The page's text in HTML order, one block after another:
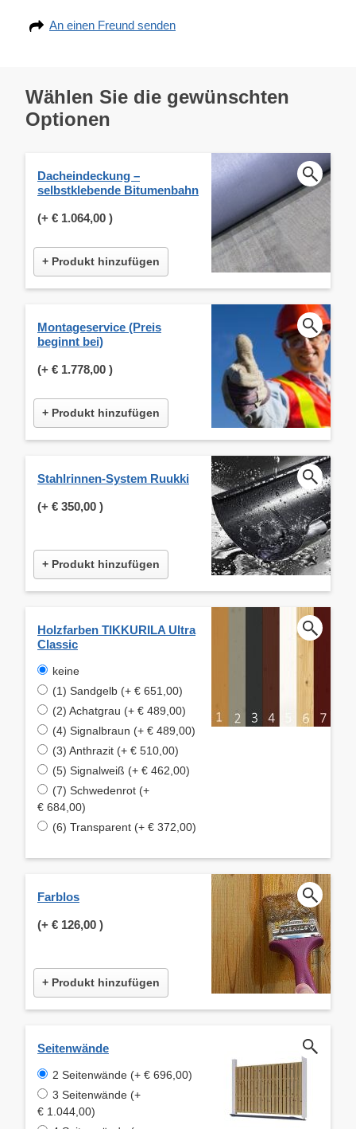
An einen Freund senden
Wählen Sie die gewünschten
Optionen
Dacheindeckung –
selbstklebende Bitumenbahn
(+ € 1.064,00 )
+ Produkt hinzufügen
Montageservice (Preis
beginnt bei)
(+ € 1.778,00 )
+ Produkt hinzufügen
Stahlrinnen-System Ruukki
(+ € 350,00 )
+ Produkt hinzufügen
Holzfarben TIKKURILA Ultra
Classic
keine
(1) Sandgelb (+ € 651,00)
(2) Achatgrau (+ € 489,00)
(4) Signalbraun (+ € 489,00)
(3) Anthrazit (+ € 510,00)
(5) Signalweiß (+ € 462,00)
(7) Schwedenrot (+
€ 684,00)
(6) Transparent (+ € 372,00)
Farblos
(+ € 126,00 )
+ Produkt hinzufügen
Seitenwände
2 Seitenwände (+ € 696,00)
3 Seitenwände (+
€ 1.044,00)